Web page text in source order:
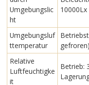
Umgebungslic
ht
10000Lx
Umgebungsluf
ttemperatur
Relative
Luftfeuchtigke
it
Betrieb: